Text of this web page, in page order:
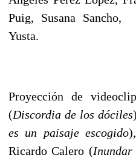
Puig, Susana
Yusta.
Proyección de
(Discordia de los dóciles
es un paisaje escogido
Ricardo Calero (